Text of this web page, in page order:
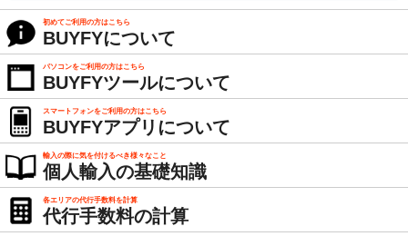
初めてご利用の方はこちら
BUYFYについて
パソコンをご利用の方はこちら
BUYFYツールについて
スマートフォンをご利用の方はこちら
BUYFYアプリについて
輸入の際に気を付けるべき様々なこと
個人輸入の基礎知識
各エリアの代行手数料を計算
代行手数料の計算